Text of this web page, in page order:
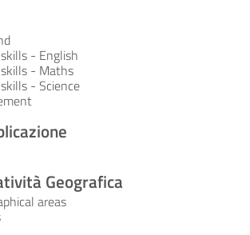
- English
- Maths
- Science
Geografica
areas